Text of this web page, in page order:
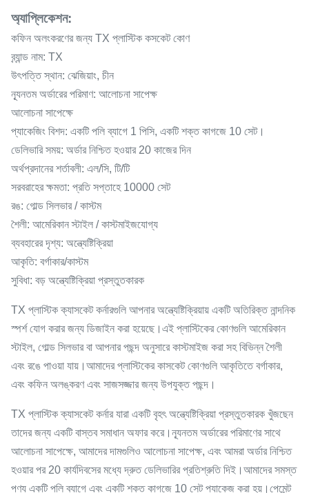
অ্যাপ্লিকেশন:
কফিন অলংকরণের জন্য TX প্লাস্টিক কসকেট কোণ
ব্র্যান্ড নাম: TX
উৎপত্তি স্থান: ঝেজিয়াং, চীন
ন্যূনতম অর্ডারের পরিমাণ: আলোচনা সাপেক্ষ
আলোচনা সাপেক্ষে
প্যাকেজিং বিশদ: একটি পলি ব্যাগে 1 পিসি, একটি শক্ত কাগজে 10 সেট।
ডেলিভারি সময়: অর্ডার নিশ্চিত হওয়ার 20 কাজের দিন
অর্থপ্রদানের শর্তাবলী: এল/সি, টি/টি
সরবরাহের ক্ষমতা: প্রতি সপ্তাহে 10000 সেট
রঙ: গোল্ড সিলভার / কাস্টম
শৈলী: আমেরিকান স্টাইল / কাস্টমাইজযোগ্য
ব্যবহারের দৃশ্য: অন্ত্যেষ্টিক্রিয়া
আকৃতি: বর্গাকার/কাস্টম
সুবিধা: বড় অন্ত্যেষ্টিক্রিয়া প্রস্তুতকারক
TX প্লাস্টিক ক্যাসকেট কর্নারগুলি আপনার অন্ত্যেষ্টিক্রিয়ায় একটি অতিরিক্ত নান্দনিক
স্পর্শ যোগ করার জন্য ডিজাইন করা হয়েছে।এই প্লাস্টিকের কোণগুলি আমেরিকান
স্টাইল, গোল্ড সিলভার বা আপনার পছন্দ অনুসারে কাস্টমাইজ করা সহ বিভিন্ন শৈলী
এবং রঙে পাওয়া যায়।আমাদের প্লাস্টিকের কাসকেট কোণগুলি আকৃতিতে বর্গাকার,
এবং কফিন অলঙ্করণ এবং সাজসজ্জার জন্য উপযুক্ত পছন্দ।
TX প্লাস্টিক ক্যাসকেট কর্নার যারা একটি বৃহৎ অন্ত্যেষ্টিক্রিয়া প্রস্তুতকারক খুঁজছেন
তাদের জন্য একটি বাস্তব সমাধান অফার করে।ন্যূনতম অর্ডারের পরিমাণের সাথে
আলোচনা সাপেক্ষে, আমাদের দামগুলিও আলোচনা সাপেক্ষ, এবং আমরা অর্ডার নিশ্চিত
হওয়ার পর 20 কার্যদিবসের মধ্যে দ্রুত ডেলিভারির প্রতিশ্রুতি দিই।আমাদের সমস্ত
পণ্য একটি পলি ব্যাগে এবং একটি শক্ত কাগজে 10 সেট প্যাকেজ করা হয়।পেমেন্ট